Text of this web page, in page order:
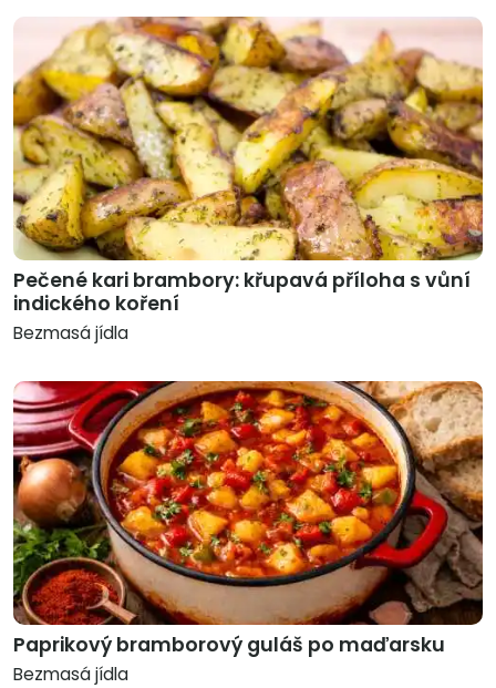
Pečené kari brambory: křupavá příloha s vůní
indického koření
Bezmasá jídla
Paprikový bramborový guláš po maďarsku
Bezmasá jídla